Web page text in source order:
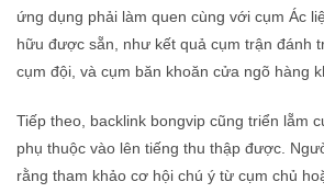
ứng dụng phải làm quen cùng với cụm Ác
hữu được sẵn, như kết quả cụm trận đánh
cụm đội, và cụm băn khoăn cửa ngõ hàng
Tiếp theo, backlink bongvip cũng triển lẵm
phụ thuộc vào lên tiếng thu thập được.
rằng tham khảo cơ hội chú ý từ cụm chủ